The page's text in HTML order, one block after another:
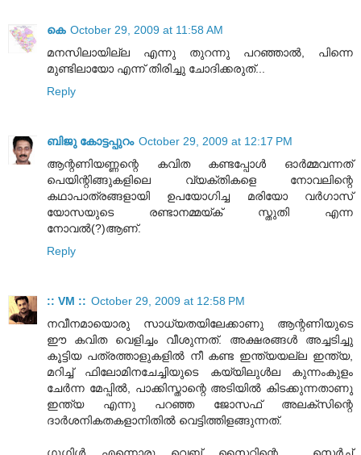
കെ October 29, 2009 at 11:58 AM
മനസിലായില്ല എന്നു തുറന്നു പറഞ്ഞാല്‍, പിന്നെ
മുണ്ടിലായോ എന്ന് തിരിച്ചു ചോദിക്കരുത്...
Reply
ബിജു കോട്ടപ്പുറം October 29, 2009 at 12:17 PM
ആന്റണിയണ്ണന്റെ കവിത കണ്ടപ്പോള്‍ ഓര്‍മ്മവന്നത്
പെയിന്റിങ്ങുകളിലെ വ്യക്തികളെ നോവലിന്റെ
കഥാപാത്രങ്ങളായി ഉപയോഗിച്ച മരിയോ വര്‍ഗാസ്
യോസയുടെ രണ്ടാനമ്മയ്ക് സ്തുതി എന്ന
നോവല്‍(?)ആണ്.
Reply
:: VM :: October 29, 2009 at 12:58 PM
നവീനമായൊരു സാധ്യതയിലേക്കാണു ആന്റണിയുടെ
ഈ കവിത വെളിച്ചം വീശുന്നത്. അക്ഷരങ്ങള്‍ അച്ചടിച്ചു
കൂട്ടിയ പത്രത്താളുകളില്‍ നീ കണ്ട ഇന്ത്യയല്ല ഇന്ത്യ,
മറിച്ച് ഫിലോമിനചേച്ചിയുടെ കയ്യിലുള്‍ല കുന്നംകുളം
ചേര്‍ന്ന മേപ്പില്‍, പാക്കിസ്താന്റെ അടിയില്‍ കിടക്കുന്നതാണു
ഇന്ത്യ എന്നു പറഞ്ഞ ജോസഫ് അലക്സിന്റെ
ദാര്‍ശനികതകളാനിതില്‍ വെട്ടിത്തിളങ്ങുന്നത്.